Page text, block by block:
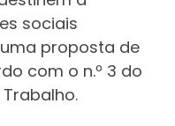
sociais
proposta de
com o n.º 3 do